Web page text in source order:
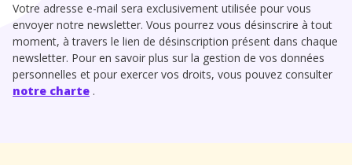
Votre adresse e-mail sera exclusivement utilisée pour vous
envoyer notre newsletter. Vous pourrez vous désinscrire à tout
moment, à travers le lien de désinscription présent dans chaque
newsletter. Pour en savoir plus sur la gestion de vos données
personnelles et pour exercer vos droits, vous pouvez consulter
notre charte .